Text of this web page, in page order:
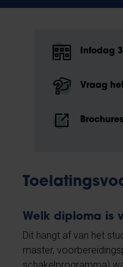
Infodag
Vraag
Brochures
Welk diploma is
Dit hangt af van het
master,